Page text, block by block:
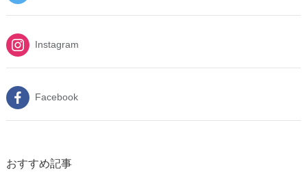
Instagram
Facebook
おすすめ記事